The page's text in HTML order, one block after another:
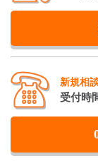
新規相
受付時